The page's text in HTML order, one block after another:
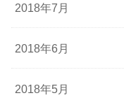
2018年7月
2018年6月
2018年5月